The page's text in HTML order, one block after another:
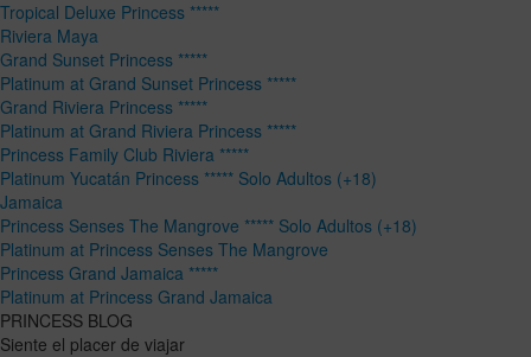
Tropical Deluxe Princess *****
Riviera Maya
Grand Sunset Princess *****
Platinum at Grand Sunset Princess *****
Grand Riviera Princess *****
Platinum at Grand Riviera Princess *****
Princess Family Club Riviera *****
Platinum Yucatán Princess ***** Solo Adultos (+18)
Jamaica
Princess Senses The Mangrove ***** Solo Adultos (+18)
Platinum at Princess Senses The Mangrove
Princess Grand Jamaica *****
Platinum at Princess Grand Jamaica
PRINCESS BLOG
Siente el placer de viajar